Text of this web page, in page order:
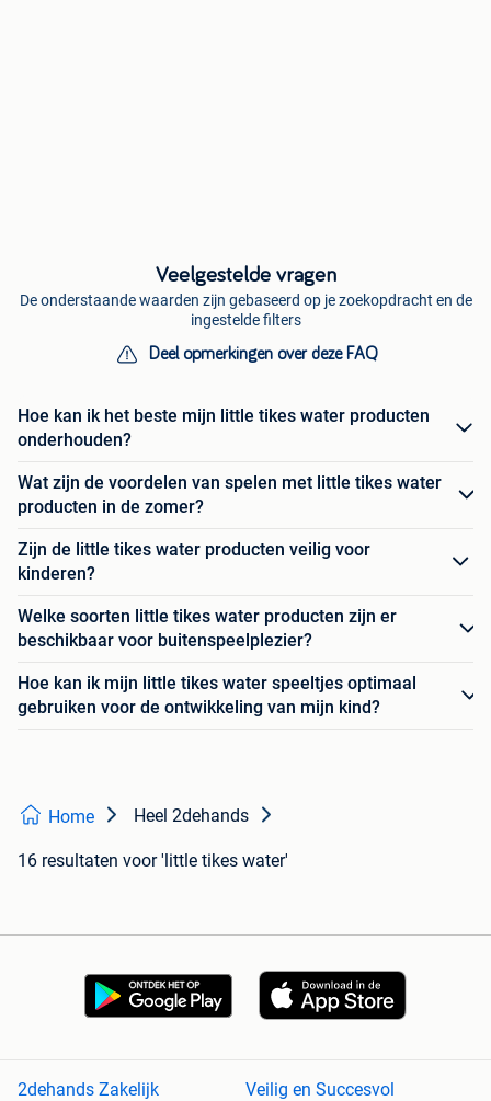
Veelgestelde vragen
De onderstaande waarden zijn gebaseerd op je zoekopdracht en de
ingestelde filters
Deel opmerkingen over deze FAQ
Hoe kan ik het beste mijn little tikes water producten
onderhouden?
Wat zijn de voordelen van spelen met little tikes water
producten in de zomer?
Zijn de little tikes water producten veilig voor
kinderen?
Welke soorten little tikes water producten zijn er
beschikbaar voor buitenspeelplezier?
Hoe kan ik mijn little tikes water speeltjes optimaal
gebruiken voor de ontwikkeling van mijn kind?
Home Heel 2dehands
16 resultaten voor 'little tikes water'
2dehands Zakelijk Veilig en Succesvol